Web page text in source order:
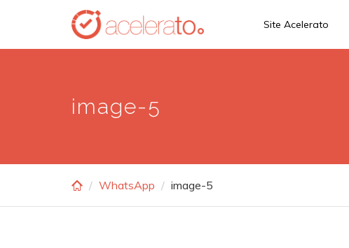
main
Site Acelerato
image-5
WhatsApp image-5